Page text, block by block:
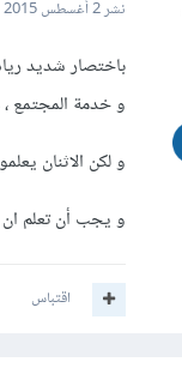
نشر2 أغسطس 2015
باختصار شديد
و خدمة المجتمع
و لكن الاثنان
و يجب أن تعلم ان
اقتباس